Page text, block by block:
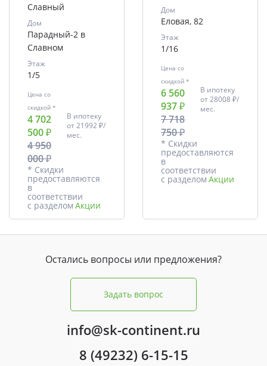
Славный
Дом
Парадный-2 в
Славном
Этаж
1/5
Цена со
скидкой *
4 702
500 ₽
4 950
000 ₽
В ипотеку
от21992 ₽/
мес.
* Скидки
предоставляются
в
соответствии
с разделом Акции
Дом
Еловая, 82
Этаж
1/16
Цена со
скидкой *
6 560
937 ₽
7 718
750 ₽
В ипотеку
от28008 ₽/
мес.
* Скидки
предоставляются
в
соответствии
с разделом Акции
Остались вопросы или предложения?
Задать вопрос
info@sk-continent.ru
8 (49232) 6-15-15